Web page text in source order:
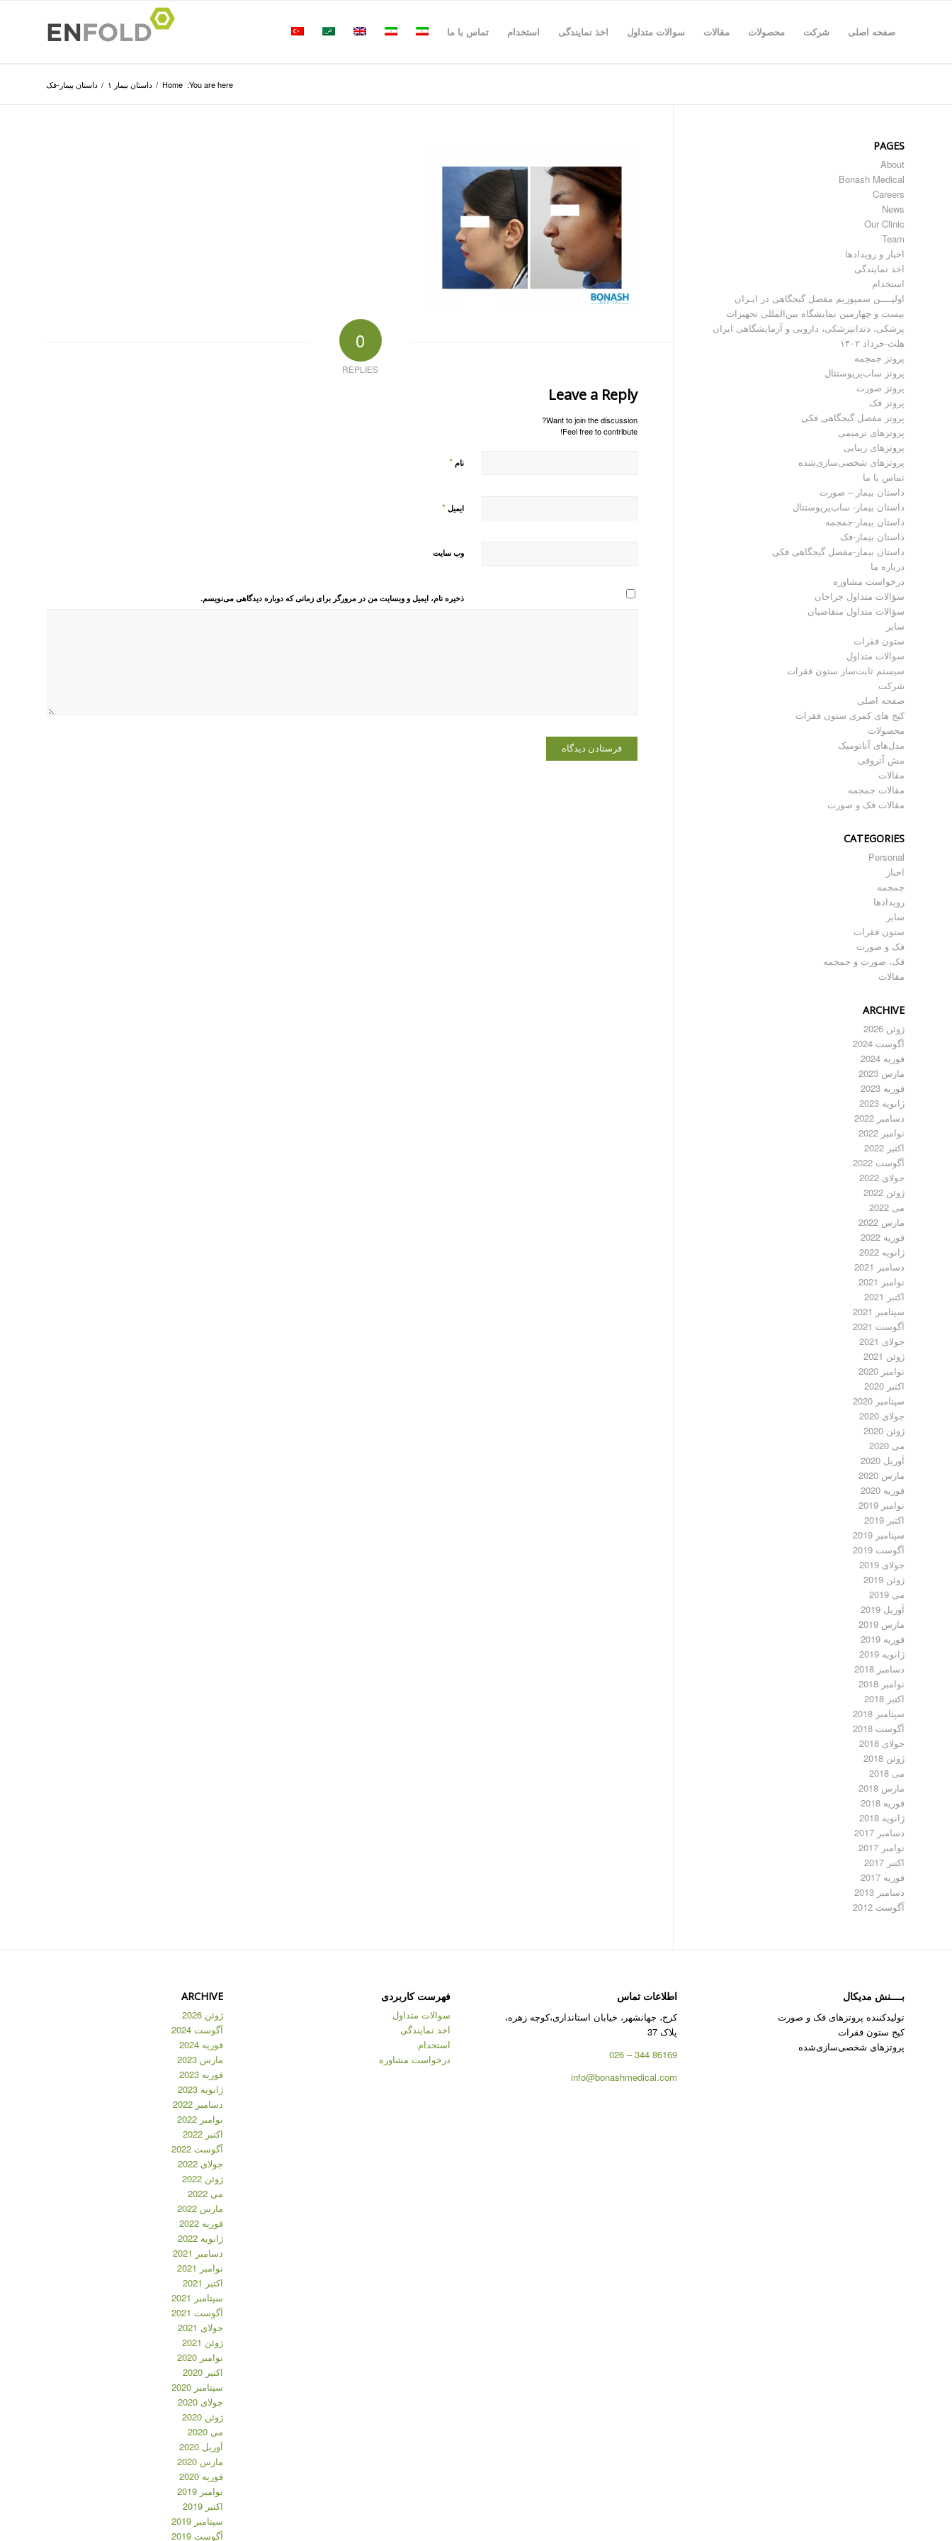
صفحه اصلی شرکت محصولات مقالات سوالات متداول اخذ نمایندگی استخدام تماس با ما
You are here:
Home
/ داستان بیمار ۱ / داستان بیمار-فک
0
REPLIES
Leave a Reply
Want to join the discussion?
Feel free to contribute!
نام *
ایمیل *
وب‌ سایت
ذخیره نام، ایمیل و وبسایت من در مرورگر برای زمانی که دوباره دیدگاهی می‌نویسم.
PAGES
About
Bonash Medical
Careers
News
Our Clinic
Team
اخبار و رویدادها
اخذ نمایندگی
استخدام
اولیــــن سمپوزیم مفصل گیجگاهی در ایـران
بیست و چهارمین نمایشگاه بین‌المللی تجهیزات
پزشکی، دندانپزشکی، دارویی و آزمایشگاهی ایران
هلث-خرداد ۱۴۰۲
پروتز جمجمه
پروتز ساب‌پریوستئال
پروتز صورت
پروتز فک
پروتز مفصل گیجگاهی فکی
پروتز‌های ترمیمی
پروتزهای زیبایی
پروتزهای شخصی‌سازی‌شده
تماس با ما
داستان بیمار – صورت
داستان بیمار- ساب‌پریوستئال
داستان بیمار-جمجمه
داستان بیمار-فک
داستان بیمار-مفصل گیجگاهی فکی
درباره ما
درخواست مشاوره
سؤالات متداول جراحان
سؤالات متداول متقاضیان
سایر
ستون فقرات
سوالات متداول
سیستم ثابت‌ساز ستون فقرات
شرکت
صفحه اصلی
کیج های کمری ستون فقرات
محصولات
مدل‌های آناتومیک
مش آتروفی
مقالات
مقالات جمجمه
مقالات فک و صورت
CATEGORIES
Personal
اخبار
جمجمه
رویدادها
سایر
ستون فقرات
فک و صورت
فک، صورت و جمجمه
مقالات
ARCHIVE
ژوئن 2026
آگوست 2024
فوریه 2024
مارس 2023
فوریه 2023
ژانویه 2023
دسامبر 2022
نوامبر 2022
اکتبر 2022
آگوست 2022
جولای 2022
ژوئن 2022
می 2022
مارس 2022
فوریه 2022
ژانویه 2022
دسامبر 2021
نوامبر 2021
اکتبر 2021
سپتامبر 2021
آگوست 2021
جولای 2021
ژوئن 2021
نوامبر 2020
اکتبر 2020
سپتامبر 2020
جولای 2020
ژوئن 2020
می 2020
آوریل 2020
مارس 2020
فوریه 2020
نوامبر 2019
اکتبر 2019
سپتامبر 2019
آگوست 2019
جولای 2019
ژوئن 2019
می 2019
آوریل 2019
مارس 2019
فوریه 2019
ژانویه 2019
دسامبر 2018
نوامبر 2018
اکتبر 2018
سپتامبر 2018
آگوست 2018
جولای 2018
ژوئن 2018
می 2018
مارس 2018
فوریه 2018
ژانویه 2018
دسامبر 2017
نوامبر 2017
اکتبر 2017
فوریه 2017
دسامبر 2013
آگوست 2012
بــــنش مدیکال
تولیدکننده پروتزهای فک و صورت
کیج ستون فقرات
پروتزهای شخصی‌سازی‌شده
اطلاعات تماس
کرج، جهانشهر، خیابان استانداری،کوچه زهره،
پلاک 37
86169 344 – 026
info@bonashmedical.com
فهرست کاربردی
سوالات متداول
اخذ نمایندگی
استخدام
درخواست مشاوره
ARCHIVE
ژوئن 2026
آگوست 2024
فوریه 2024
مارس 2023
فوریه 2023
ژانویه 2023
دسامبر 2022
نوامبر 2022
اکتبر 2022
آگوست 2022
جولای 2022
ژوئن 2022
می 2022
مارس 2022
فوریه 2022
ژانویه 2022
دسامبر 2021
نوامبر 2021
اکتبر 2021
سپتامبر 2021
آگوست 2021
جولای 2021
ژوئن 2021
نوامبر 2020
اکتبر 2020
سپتامبر 2020
جولای 2020
ژوئن 2020
می 2020
آوریل 2020
مارس 2020
فوریه 2020
نوامبر 2019
اکتبر 2019
سپتامبر 2019
آگوست 2019